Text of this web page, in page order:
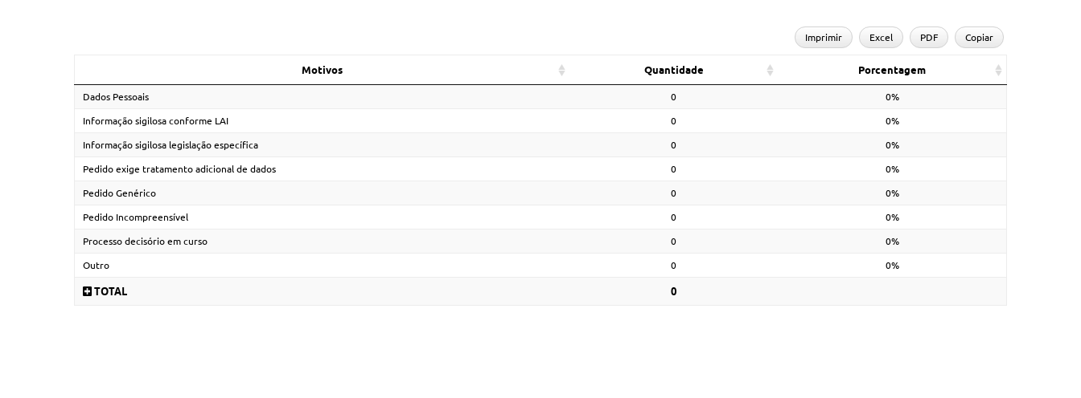
Imprimir Excel PDF Copiar
Motivos Quantidade Porcentagem
Dados Pessoais 0 0%
Informação sigilosa conforme LAI 0 0%
Informação sigilosa legislação específica 0 0%
Pedido exige tratamento adicional de dados 0 0%
Pedido Genérico 0 0%
Pedido Incompreensível 0 0%
Processo decisório em curso 0 0%
Outro 0 0%
TOTAL 0